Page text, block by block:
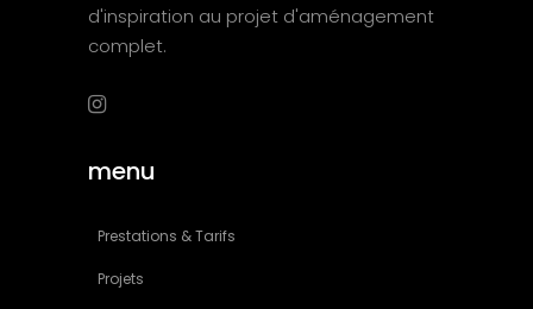
d'inspiration au projet d'aménagement
complet.
menu
Prestations & Tarifs
Projets